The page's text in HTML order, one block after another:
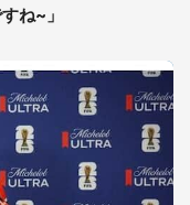
ね~」